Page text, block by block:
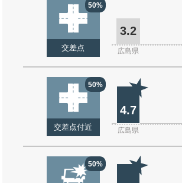
50%
交差点
3.2
広島県
50%
交差点付近
4.7
広島県
50%